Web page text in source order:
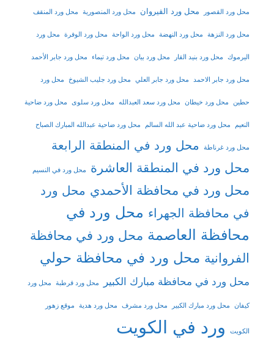
محل ورد القصور محل ورد القيروان محل ورد المنصورية محل ورد المنقف
محل ورد النزهة محل ورد النهضة محل ورد الواحة محل ورد الوفرة محل ورد
اليرموك محل ورد بنيد القار محل ورد بيان محل ورد تيماء محل ورد جابر الأحمد
محل ورد جابر الاحمد محل ورد جابر العلي محل ورد جليب الشيوخ محل ورد
حطين محل ورد خيطان محل ورد سعد العبدالله محل ورد سلوى محل ورد ضاحية
النعيم محل ورد ضاحية عبد الله السالم محل ورد ضاحية عبدالله المبارك الصباح
محل ورد غرناطة
محل ورد في المنطقة الرابعة
محل ورد في المنطقة العاشرة
محل ورد في النسيم
محل ورد في محافظة الأحمدي محل ورد
في محافظة الجهراء محل ورد في
محافظة العاصمة محل ورد في محافظة
الفروانية محل ورد في محافظة حولي
محل ورد في محافظة مبارك الكبير محل ورد قرطبة محل ورد
كيفان محل ورد مبارك الكبير محل ورد مشرف محل ورد هدية موقع زهور
الكويت ورد في الكويت